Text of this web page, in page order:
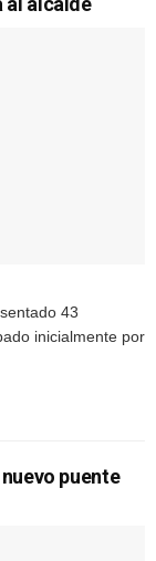
43
inicialmente por
puente